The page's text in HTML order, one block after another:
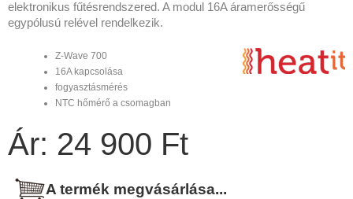
elektronikus fűtésrendszered. A modul 16A áramerősségű
egypólusú relével rendelkezik.
Z-Wave 700
16A kapcsolása
fogyasztásmérés
NTC hőmérő a csomagban
Ár: 24 900 Ft
A termék megvásárlása...